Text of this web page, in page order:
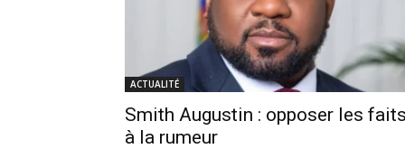
ACTUALITÉ
Smith Augustin : opposer les
à la rumeur